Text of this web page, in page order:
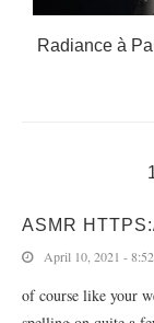
Radiance à
ASMR
April 10, 2021 -
of course like your